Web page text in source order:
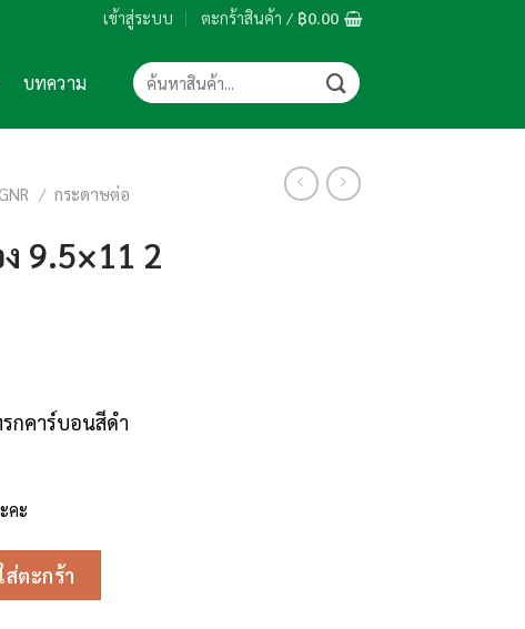
เข้าสู่ระบบ ตะกร้าสินค้า / ฿0.00
บทความ ค้นหา:
/ กระดาษต่อ
9.5×11 2
กคาร์บอนสีดำ
คะ
2 ชั้น (มีเส้น) ชิ้น
ตะกร้า